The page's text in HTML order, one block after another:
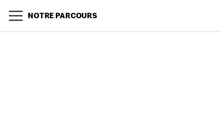
NOTRE PARCOURS